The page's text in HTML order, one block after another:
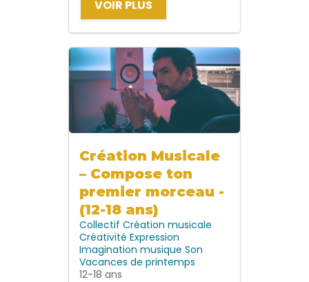
VOIR PLUS
Création Musicale
– Compose ton
premier morceau -
(12-18 ans)
Collectif Création musicale
Créativité Expression
Imagination musique Son
Vacances de printemps
12-18 ans